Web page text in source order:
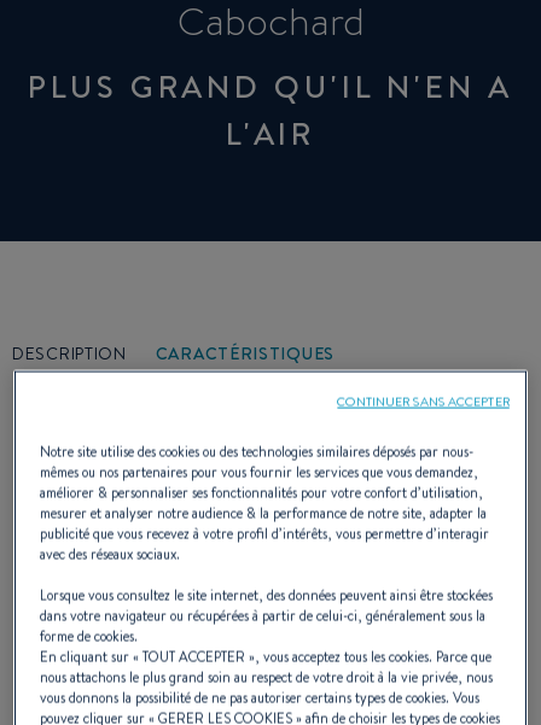
Cabochard
PLUS GRAND QU'IL N'EN A
L'AIR
DESCRIPTION CARACTÉRISTIQUES
Grand par sa cabine qui reçoit deux
couchettes, il l'est également par son
cockpit dont la disposition astucieuse est aussi
agréable pour la pêche que pour les
promenades. Mais le Cabochard est aussi
Notre site utilise des cookies ou des technologies similaires déposés par nous-
mêmes ou nos partenaires pour vous fournir les services que vous demandez,
améliorer & personnaliser ses fonctionnalités pour votre confort d’utilisation,
mesurer et analyser notre audience & la performance de notre site, adapter la
publicité que vous recevez à votre profil d’intérêts, vous permettre d’interagir
avec des réseaux sociaux.
Lorsque vous consultez le site internet, des données peuvent ainsi être stockées
dans votre navigateur ou récupérées à partir de celui-ci, généralement sous la
forme de cookies.
En cliquant sur «TOUT ACCEPTER », vous acceptez tous les cookies. Parce que
nous attachons le plus grand soin au respect de votre droit à la vie privée, nous
vous donnons la possibilité de ne pas autoriser certains types de cookies. Vous
pouvez cliquer sur «GERER LES COOKIES» afin de choisir les types de cookies
CONTINUER SANS ACCEPTER